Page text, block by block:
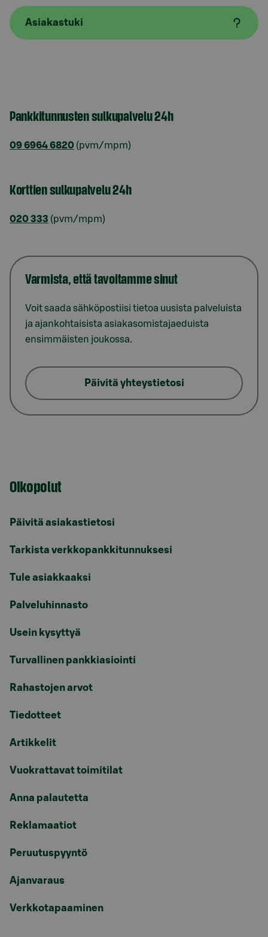
Asiakastuki
Pankkitunnusten sulkupalvelu 24h
09 6964 6820 (pvm/mpm)
Korttien sulkupalvelu 24h
020 333 (pvm/mpm)
Varmista, että tavoitamme sinut
Voit saada sähköpostiisi tietoa uusista palveluista
ja ajankohtaisista asiakasomistajaeduista
ensimmäisten joukossa.
Päivitä yhteystietosi
Oikopolut
Päivitä asiakastietosi
Tarkista verkkopankkitunnuksesi
Tule asiakkaaksi
Palveluhinnasto
Usein kysyttyä
Turvallinen pankkiasiointi
Rahastojen arvot
Tiedotteet
Artikkelit
Vuokrattavat toimitilat
Anna palautetta
Reklamaatiot
Peruutuspyyntö
Ajanvaraus
Verkkotapaaminen